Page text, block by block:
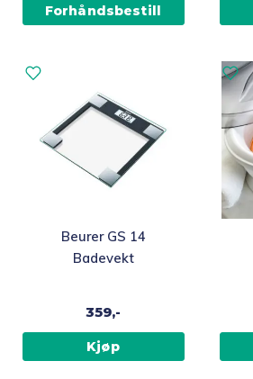
Forhåndsbestill
Beurer GS 14
Badevekt
359,-
Kjøp